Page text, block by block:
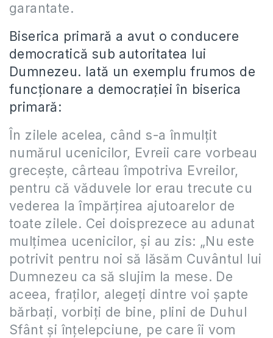
garantate.
Biserica primară a avut o conducere
democratică sub autoritatea lui
Dumnezeu. Iată un exemplu frumos de
funcţionare a democraţiei în biserica
primară:
În zilele acelea, când s-a înmulţit
numărul ucenicilor, Evreii care vorbeau
greceşte, cârteau împotriva Evreilor,
pentru că văduvele lor erau trecute cu
vederea la împărţirea ajutoarelor de
toate zilele. Cei doisprezece au adunat
mulţimea ucenicilor, şi au zis: „Nu este
potrivit pentru noi să lăsăm Cuvântul lui
Dumnezeu ca să slujim la mese. De
aceea, fraţilor, alegeţi dintre voi şapte
bărbaţi, vorbiţi de bine, plini de Duhul
Sfânt şi înţelepciune, pe care îi vom